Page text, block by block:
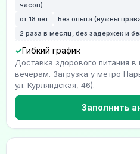
часов)
от 18 лет
Без опыта (нужны
2 раза в месяц, без задержек и
Гибкий график
Доставка здорового питания в
вечерам. Загрузка у метро
ул. Курляндская, 46).
Заполнить